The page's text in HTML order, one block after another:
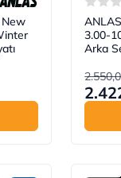
New
3.00-
Arka